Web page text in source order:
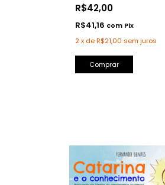
R$42,00
R$41,16 com Pix
2x deR$21,00 sem juros
Comprar